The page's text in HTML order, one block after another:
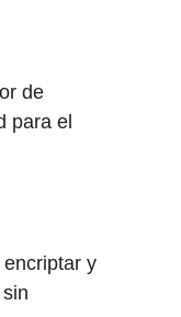
de
para el
y